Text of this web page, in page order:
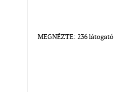
MEGNÉZTE: 236 látogató